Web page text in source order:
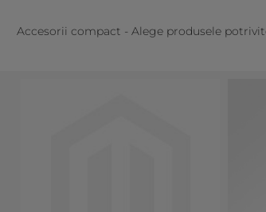
Accesorii compact - Alege produsele